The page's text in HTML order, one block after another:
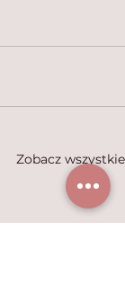
Zobacz wszystkie